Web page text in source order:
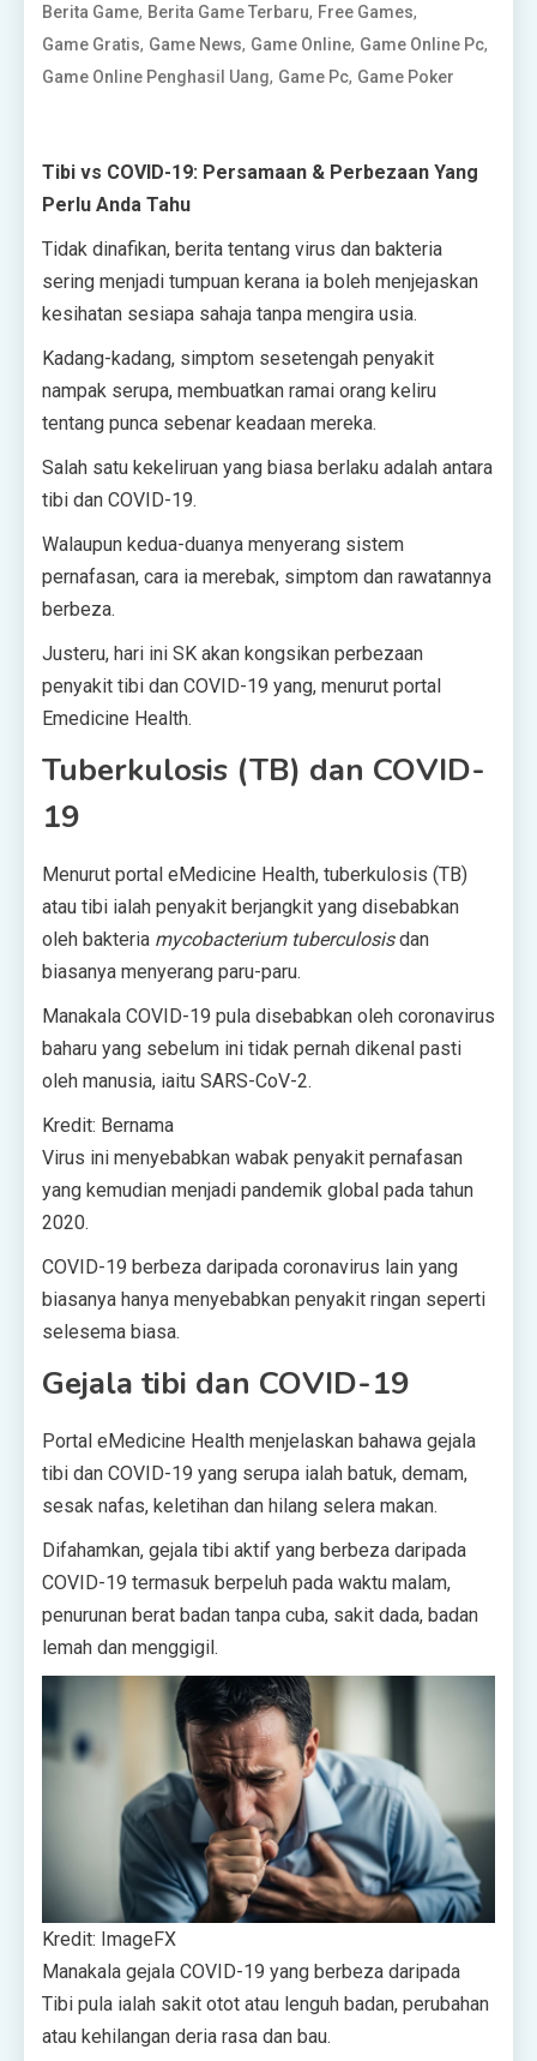
Berita Game, Berita Game Terbaru, Free Games,
Game Gratis, Game News, Game Online, Game Online Pc,
Game Online Penghasil Uang, Game Pc, Game Poker
Tibi vs COVID-19: Persamaan & Perbezaan Yang
Perlu Anda Tahu
Tidak dinafikan, berita tentang virus dan bakteria
sering menjadi tumpuan kerana ia boleh menjejaskan
kesihatan sesiapa sahaja tanpa mengira usia.
Kadang-kadang, simptom sesetengah penyakit
nampak serupa, membuatkan ramai orang keliru
tentang punca sebenar keadaan mereka.
Salah satu kekeliruan yang biasa berlaku adalah antara
tibi dan COVID-19.
Walaupun kedua-duanya menyerang sistem
pernafasan, cara ia merebak, simptom dan rawatannya
berbeza.
Justeru, hari ini SK akan kongsikan perbezaan
penyakit tibi dan COVID-19 yang, menurut portal
Emedicine Health.
Tuberkulosis (TB) dan COVID-
19
Menurut portal eMedicine Health, tuberkulosis (TB)
atau tibi ialah penyakit berjangkit yang disebabkan
oleh bakteria mycobacterium tuberculosisdan
biasanya menyerang paru-paru.
Manakala COVID-19 pula disebabkan oleh coronavirus
baharu yang sebelum ini tidak pernah dikenal pasti
oleh manusia, iaitu SARS-CoV-2.
Kredit: Bernama
Virus ini menyebabkan wabak penyakit pernafasan
yang kemudian menjadi pandemik global pada tahun
2020.
COVID-19 berbeza daripada coronavirus lain yang
biasanya hanya menyebabkan penyakit ringan seperti
selesema biasa.
Gejala tibi dan COVID-19
Portal eMedicine Health menjelaskan bahawa gejala
tibi dan COVID-19 yang serupa ialah batuk, demam,
sesak nafas, keletihan dan hilang selera makan.
Difahamkan, gejala tibi aktif yang berbeza daripada
COVID-19 termasuk berpeluh pada waktu malam,
penurunan berat badan tanpa cuba, sakit dada, badan
lemah dan menggigil.
Kredit: ImageFX
Manakala gejala COVID-19 yang berbeza daripada
Tibi pula ialah sakit otot atau lenguh badan, perubahan
atau kehilangan deria rasa dan bau.